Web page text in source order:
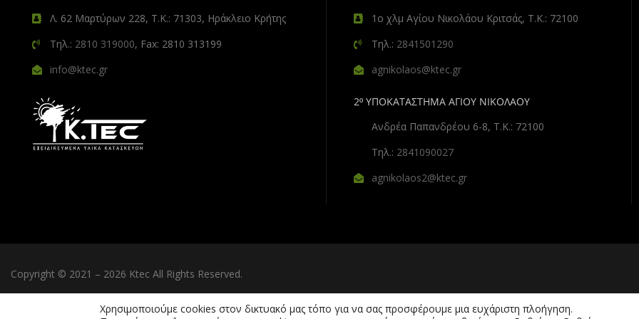
Λ. 62 Μαρτύρων 228, Τ.Κ.: 71303, Ηράκλειο Κρήτης
Τηλ.: 2810 319000, Fax: 2810 313199
info@ktec.gr
1ο χλμ Αγίου Νικολάου Κριτσάς, Τ.Κ.: 72100
Τηλ.: 2841501290
agnikolaos@ktec.gr
2º ΥΠΟΚΑΤΑΣΤΗΜΑ ΑΓΙΟΥ ΝΙΚΟΛΑΟΥ
Ανδρέα Παπανδρέου 6-8, Τ.Κ.: 72100
Τηλ.: 2841090027
agnikolaos2@ktec.gr
Copyright © 2021 – 2026 Ktec All Rights Reserved.
Χρησιμοποιούμε cookies στον δικτυακό μας τόπο για να σας προσφέρουμε μια ευχάριστη πλοήγηση.